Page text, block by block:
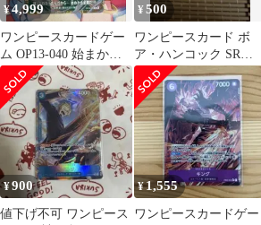
¥4,999
ワンピースカードゲー
ム OP13-040 始まから
全開だ!!! パラレル 限
定品
¥500
ワンピースカード ボ
ア・ハンコック SR
OP07-051
¥900
値下げ不可 ワンピース
¥1,555
ワンピースカードゲー